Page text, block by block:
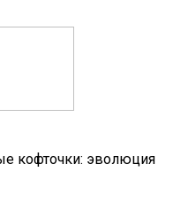
кофточки: эволюция